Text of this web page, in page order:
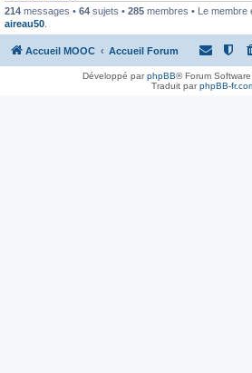
214 messages • 64 sujets • 285 membres • Le
aireau50
Accueil MOOC Accueil Forum
Développé parphpBB® Forum
Traduit parphpBB-